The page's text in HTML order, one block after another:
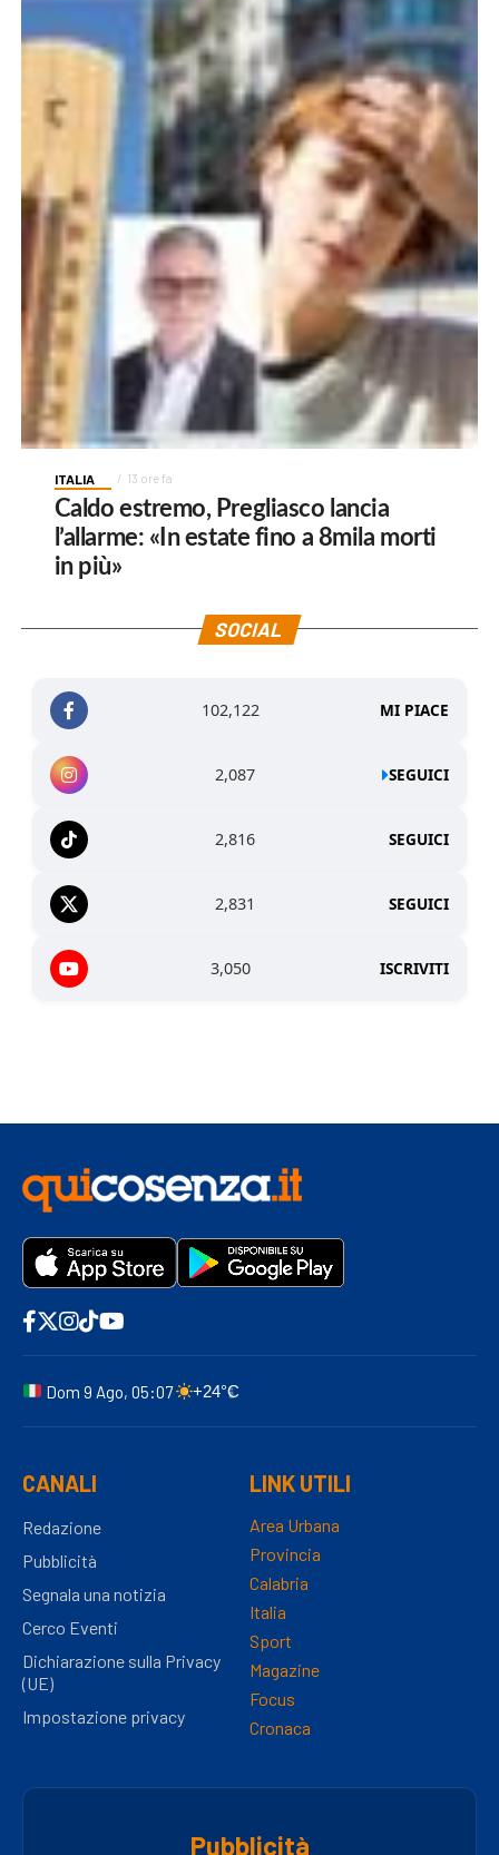
ITALIA 13 ore fa
Caldo estremo, Pregliasco lancia
l’allarme: «In estate fino a 8mila morti
in più»
SOCIAL
102,122 MI PIACE
2,087 SEGUICI
2,816 SEGUICI
2,831 SEGUICI
3,050 ISCRIVITI
Dom 9 Ago, 05:07 +24°C
CANALI
Redazione
Pubblicità
Segnala una notizia
Cerco Eventi
Dichiarazione sulla Privacy
(UE)
Impostazione privacy
LINK UTILI
Area Urbana
Provincia
Calabria
Italia
Sport
Magazine
Focus
Cronaca
Pubblicità